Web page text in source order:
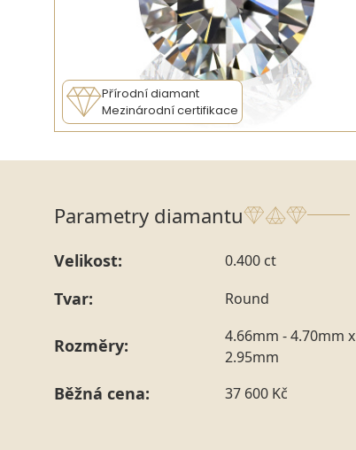
Přírodní diamant
Mezinárodní certifikace
Parametry diamantu
Velikost: 0.400 ct
Tvar: Round
Rozměry:
4.66mm - 4.70mm x
2.95mm
Běžná cena: 37 600 Kč